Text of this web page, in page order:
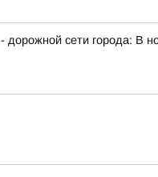
сети города: В